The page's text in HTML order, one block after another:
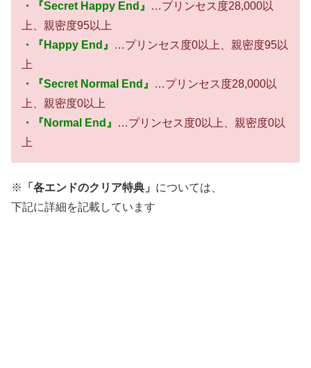
・『Secret Happy End』
…プリンセス度28,000以
上、親密度95以上
・『Happy End』
…プリンセス度0以上、親密度95以
上
・『Secret Normal End』
…プリンセス度28,000以
上、親密度0以上
・『Normal End』
…プリンセス度0以上、親密度0以
上
※ 「各エンドのクリア特典」 については、
下記に詳細を記載しています